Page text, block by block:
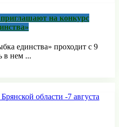
на конкурс
единства» проходит с 9
в нем ...